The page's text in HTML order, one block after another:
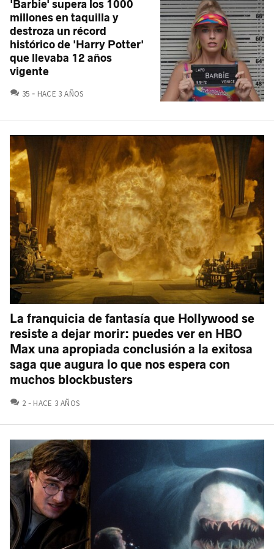
'Barbie' supera los 1000
millones en taquilla y
destroza un récord
histórico de 'Harry Potter'
que llevaba 12 años
vigente
35 COMENTARIOS
HACE 3 AÑOS
La franquicia de fantasía que Hollywood se
resiste a dejar morir: puedes ver en HBO
Max una apropiada conclusión a la exitosa
saga que augura lo que nos espera con
muchos blockbusters
2 COMENTARIOS
HACE 3 AÑOS